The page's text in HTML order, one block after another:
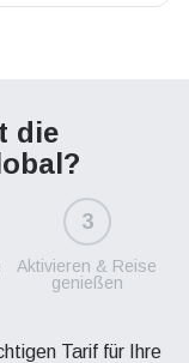
die
3
Aktivieren & Reise
genießen
Tarif für Ihre